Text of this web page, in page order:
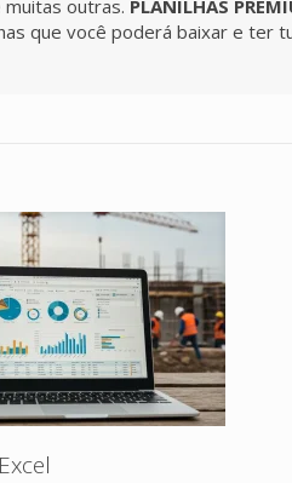
outras. PLANILHAS
que você poderá baixar e ter